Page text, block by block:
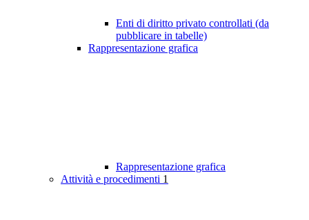
Enti di diritto privato controllati (da
pubblicare in tabelle)
Rappresentazione grafica
Rappresentazione grafica
Attività e procedimenti 1